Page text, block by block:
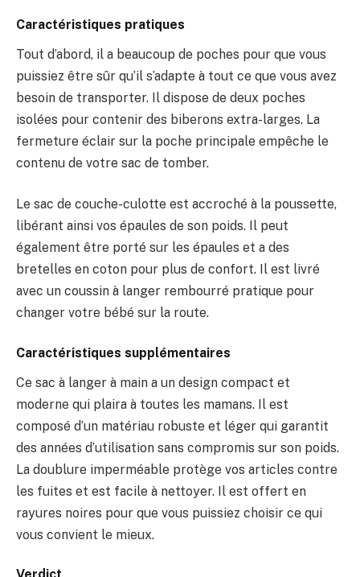
Caractéristiques pratiques
Tout d’abord, il a beaucoup de poches pour que vous
puissiez être sûr qu’il s’adapte à tout ce que vous avez
besoin de transporter. Il dispose de deux poches
isolées pour contenir des biberons extra-larges. La
fermeture éclair sur la poche principale empêche le
contenu de votre sac de tomber.
Le sac de couche-culotte est accroché à la poussette,
libérant ainsi vos épaules de son poids. Il peut
également être porté sur les épaules et a des
bretelles en coton pour plus de confort. Il est livré
avec un coussin à langer rembourré pratique pour
changer votre bébé sur la route.
Caractéristiques supplémentaires
Ce sac à langer à main a un design compact et
moderne qui plaira à toutes les mamans. Il est
composé d’un matériau robuste et léger qui garantit
des années d’utilisation sans compromis sur son poids.
La doublure imperméable protège vos articles contre
les fuites et est facile à nettoyer. Il est offert en
rayures noires pour que vous puissiez choisir ce qui
vous convient le mieux.